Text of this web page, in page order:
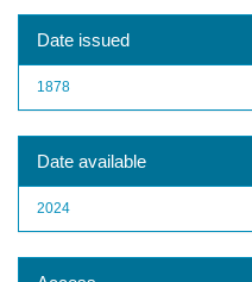
Date issued
1878
Date available
2024